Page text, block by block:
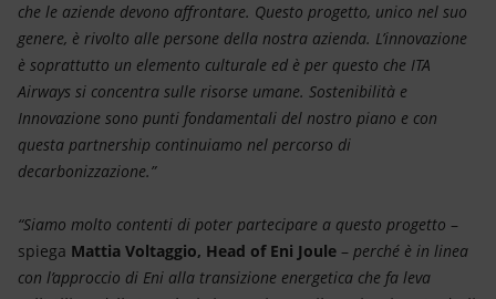
che le aziende devono affrontare. Questo progetto, unico nel suo
genere, è rivolto alle persone della nostra azienda. L’innovazione
è soprattutto un elemento culturale ed è per questo che ITA
Airways si concentra sulle risorse umane. Sostenibilità e
Innovazione sono punti fondamentali del nostro piano e con
questa partnership continuiamo nel percorso di
decarbonizzazione.”
“Siamo molto contenti di poter partecipare a questo progetto –
spiega Mattia Voltaggio, Head of Eni Joule – perché è in linea
con l’approccio di Eni alla transizione energetica che fa leva